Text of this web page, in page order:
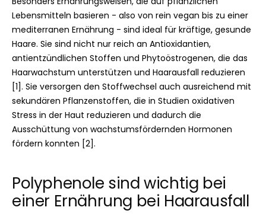
Lebensmitteln basieren - also von rein vegan bis zu einer
mediterranen Ernährung - sind ideal für kräftige, gesunde
Haare. Sie sind nicht nur reich an Antioxidantien,
antientzündlichen Stoffen und Phytoöstrogenen, die das
Haarwachstum unterstützen und Haarausfall reduzieren
[1]. Sie versorgen den Stoffwechsel auch ausreichend mit
sekundären Pflanzenstoffen, die in Studien oxidativen
Stress in der Haut reduzieren und dadurch die
Ausschüttung von wachstumsfördernden Hormonen
fördern konnten [2].
Polyphenole sind wichtig bei
einer Ernährung bei Haarausfall